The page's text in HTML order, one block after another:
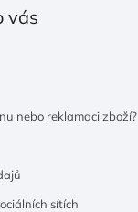
vás
nebo reklamaci zboží?
sítích